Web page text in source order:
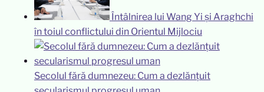
Întâlnirea lui Wang Yi și Araghchi
în toiul conflictului din Orientul Mijlociu
Secolul fără dumnezeu: Cum a dezlănțuit